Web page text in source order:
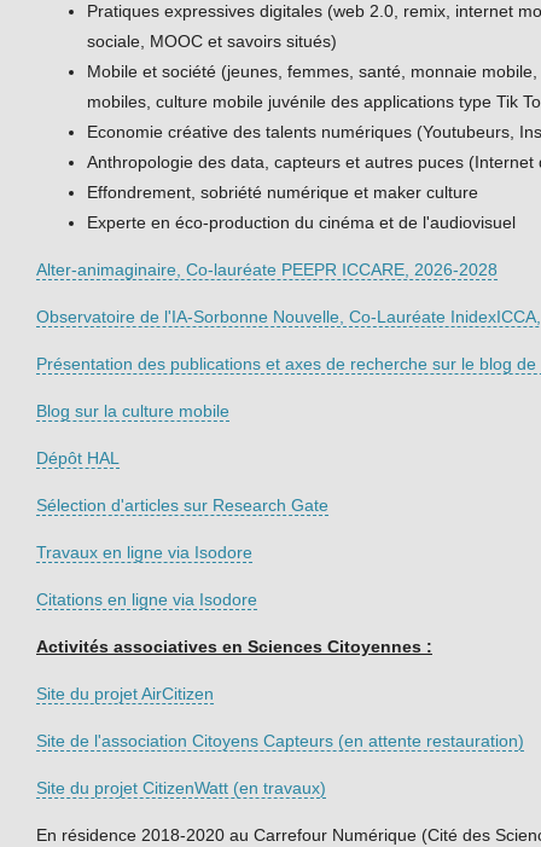
Pratiques expressives digitales (web 2.0, remix, internet
sociale, MOOC et savoirs situés)
Mobile et société (jeunes, femmes, santé, monnaie
mobiles, culture mobile juvénile des applications type Tik
Economie créative des talents numériques (Youtubeurs,
Anthropologie des data, capteurs et autres puces
Effondrement, sobriété numérique et maker culture
Experte en éco-production du cinéma et de l'audiovisuel
Alter-animaginaire, Co-lauréate PEEPR ICCARE, 2026-2028
Observatoire de l'IA-Sorbonne Nouvelle, Co-Lauréate
Présentation des publications et axes de recherche sur le blog de
Blog sur la culture mobile
Dépôt HAL
Sélection d'articles sur Research Gate
Travaux en ligne via Isodore
Citations en ligne via Isodore
Activités associatives en Sciences Citoyennes :
Site du projet AirCitizen
Site de l'association Citoyens Capteurs (en attente restauration)
Site du projet CitizenWatt (en travaux)
En résidence 2018-2020 au Carrefour Numérique (Cité des